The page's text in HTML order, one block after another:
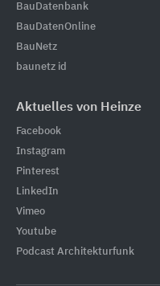
BauDatenbank
BauDatenOnline
BauNetz
baunetz id
Aktuelles von Heinze
Facebook
Instagram
Pinterest
LinkedIn
Vimeo
Youtube
Podcast Architekturfunk